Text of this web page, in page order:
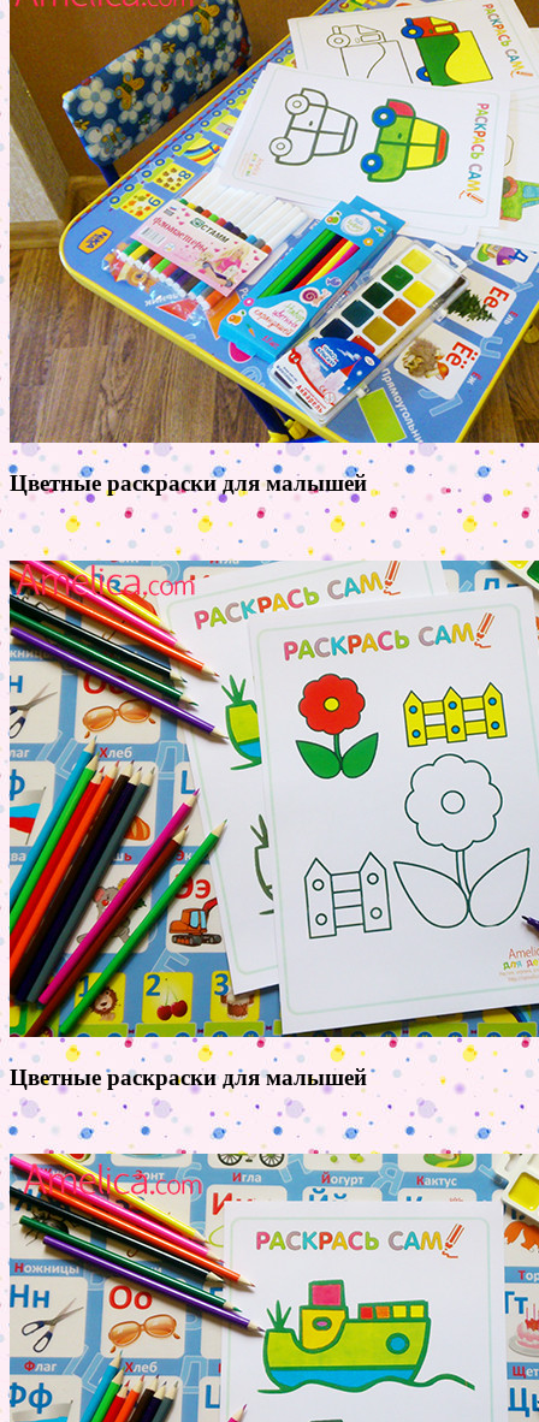
Цветные раскраски для малышей
Цветные раскраски для малышей